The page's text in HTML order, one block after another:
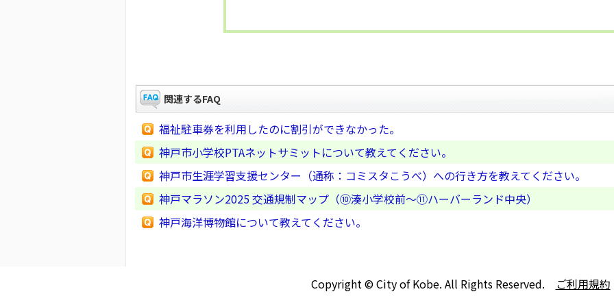
関連するFAQ
福祉駐車券を利用したのに割引ができなかった。
神戸市小学校PTAネットサミットについて教えてください。
神戸市生涯学習支援センター（通称：コミスタこうべ）への行き方を教えてください。
神戸マラソン2025 交通規制マップ（⑩湊小学校前～⑪ハーバーランド中央）
神戸海洋博物館について教えてください。
Copyright © City of Kobe. All Rights Reserved. ご利用規約